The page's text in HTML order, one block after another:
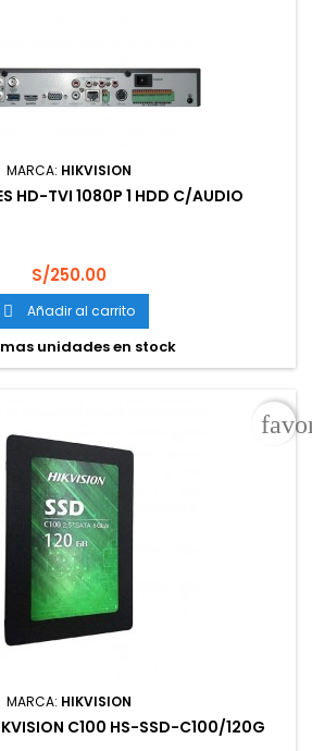
MARCA: HIKVISION
HD-TVI 1080P 1 HDD C/AUDIO
Precio
S/250.00
 Añadir al carrito
unidades en stock
MARCA: HIKVISION
C100 HS-SSD-C100/120G